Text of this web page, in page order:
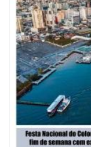
08/08/2026 | 07:00